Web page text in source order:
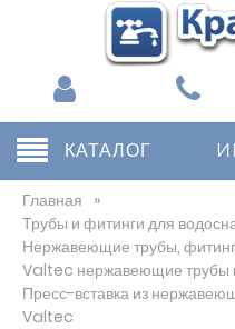
КАТАЛОГ
Главная »
Трубы и фитинги для
Нержавеющие трубы,
Valtec нержавеющие трубы
Пресс-вставка из
Valtec